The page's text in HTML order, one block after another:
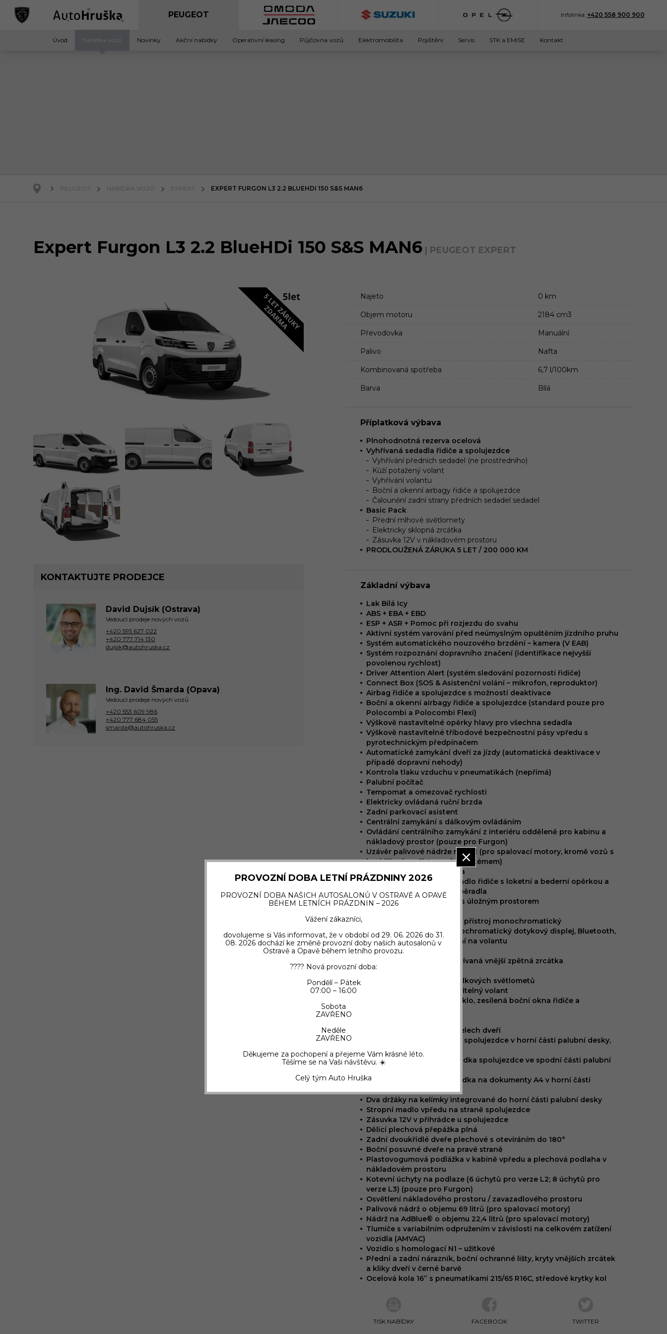
PROVOZNÍ DOBA LETNÍ PRÁZDNINY 2026
PROVOZNÍ DOBA NAŠICH AUTOSALONŮ V OSTRAVĚ A OPAVĚ
BĚHEM LETNÍCH PRÁZDNIN – 2026
Vážení zákazníci,
dovolujeme si Vás informovat, že v období od 29. 06. 2026 do 31.
08. 2026 dochází ke změně provozní doby našich autosalonů v
Ostravě a Opavě během letního provozu.
???? Nová provozní doba:
Pondělí – Pátek
07:00 – 16:00
Sobota
ZAVŘENO
Neděle
ZAVŘENO
Děkujeme za pochopení a přejeme Vám krásné léto.
Těšíme se na Vaši návštěvu. ☀️
Celý tým Auto Hruška
Infolinka: +420 558 900 900
Úvod Nabídka vozů Novinky Akční nabídky Operativní leasing Půjčovna vozů Elektromobilita Pojištění Servis STK a EMISE Kontakt
PEUGEOT NABÍDKA VOZŮ EXPERT EXPERT FURGON L3 2.2 BLUEHDI 150 S&S MAN6
Expert Furgon L3 2.2 BlueHDi 150 S&S MAN6 | PEUGEOT EXPERT
KONTAKTUJTE PRODEJCE
David Dujsík (Ostrava)
Vedoucí prodeje nových vozů
+420 595 627 022
+420 777 714 130
dujsik@autohruska.cz
Ing. David Šmarda (Opava)
Vedoucí prodeje nových vozů
+420 553 609 986
+420 777 684 055
smarda@autohruska.cz
Najeto 0 km
Objem motoru 2184 cm3
Převodovka Manuální
Palivo Nafta
Kombinovaná spotřeba 6,7 l/100km
Barva Bílá
Příplatková výbava
Plnohodnotná rezerva ocelová
Vyhřívaná sedadla řidiče a spolujezdce
Vyhřívání předních sedadel (ne prostředního)
Kůží potažený volant
Vyhřívání volantu
Boční a okenní airbagy řidiče a spolujezdce
Čalounění zadní strany předních sedadel sedadel
Basic Pack
Přední mlhové světlomety
Elektricky sklopná zrcátka
Zásuvka 12V v nákladovém prostoru
PRODLOUŽENÁ ZÁRUKA 5 LET / 200 000 KM
Základní výbava
Lak Bílá Icy
ABS + EBA + EBD
ESP + ASR + Pomoc při rozjezdu do svahu
Aktivní systém varování před neúmyslným opuštěním jízdního pruhu
Systém automatického nouzového brzdění – kamera (V EAB)
Systém rozpoznání dopravního značení (identifikace nejvyšší
povolenou rychlost)
Driver Attention Alert (systém sledování pozornosti řidiče)
Connect Box (SOS & Asistenční volání – mikrofon, reproduktor)
Airbag řidiče a spolujezdce s možností deaktivace
Boční a okenní airbagy řidiče a spolujezdce (standard pouze pro
Polocombi a Polocombi Flexi)
Výškově nastavitelné opěrky hlavy pro všechna sedadla
Výškově nastavitelné tříbodové bezpečnostní pásy vpředu s
pyrotechnickým předpínačem
Automatické zamykání dveří za jízdy (automatická deaktivace v
případě dopravní nehody)
Kontrola tlaku vzduchu v pneumatikách (nepřímá)
Palubní počítač
Tempomat a omezovač rychlosti
Elektricky ovládaná ruční brzda
Zadní parkovací asistent
Centrální zamykání s dálkovým ovládáním
Ovládání centrálního zamykání z interiéru odděleně pro kabinu a
nákladový prostor (pouze pro Furgon)
Uzávěr palivové nádrže na klíč (pro spalovací motory, kromě vozů s
bezklíčovým přístupovým systémem)
Látkové čalounění Curitiba
Výškově nastavitelné sedadlo řidiče s loketní a bederní opěrkou a
nastavitelným sklonem opěradla
Dvojsedadlo spolujezdce s úložným prostorem
Digitální sdružený palubní přístroj monochromatický
Audiosystém RCE: 5” monochromatický dotykový displej, Bluetooth,
DAB tuner, 1x USB, ovládání na volantu
Čtyři reproduktory vpředu
Elektricky ovládaná a vyhřívaná vnější zpětná zrcátka
Světelný a dešťový senzor
Automatické přepínání dálkových světlometů
Výškově a podélně nastavitelný volant
Vrstvené akustické čelní sklo, zesílená boční okna řidiče a
Odkládací prostory v panelech dveří
Krytá odkládací přihrádka spolujezdce v horní části palubní desky,
klimatizovaná
Otevřená odkládací přihrádka spolujezdce ve spodní části palubní
Středová odkládací přihrádka na dokumenty A4 v horní části
palubní desky
Dva držáky na kelímky integrované do horní části palubní desky
Stropní madlo vpředu na straně spolujezdce
Zásuvka 12V v přihrádce u spolujezdce
Dělicí plechová přepážka plná
Zadní dvoukřídlé dveře plechové s otevíráním do 180°
Boční posuvné dveře na pravé straně
Plastovogumová podlážka v kabině vpředu a plechová podlaha v
nákladovém prostoru
Kotevní úchyty na podlaze (6 úchytů pro verze L2; 8 úchytů pro
verze L3) (pouze pro Furgon)
Osvětlení nákladového prostoru / zavazadlového prostoru
Palivová nádrž o objemu 69 litrů (pro spalovací motory)
Nádrž na AdBlue® o objemu 22,4 litrů (pro spalovací motory)
Tlumiče s variabilním odpružením v závislosti na celkovém zatížení
vozidla (AMVAC)
Vozidlo s homologací N1 – užitkové
Přední a zadní nárazník, boční ochranné lišty, kryty vnějších zrcátek
a kliky dveří v černé barvě
Ocelová kola 16” s pneumatikami 215/65 R16C, středové krytky kol
TISK NABÍDKY FACEBOOK TWITTER